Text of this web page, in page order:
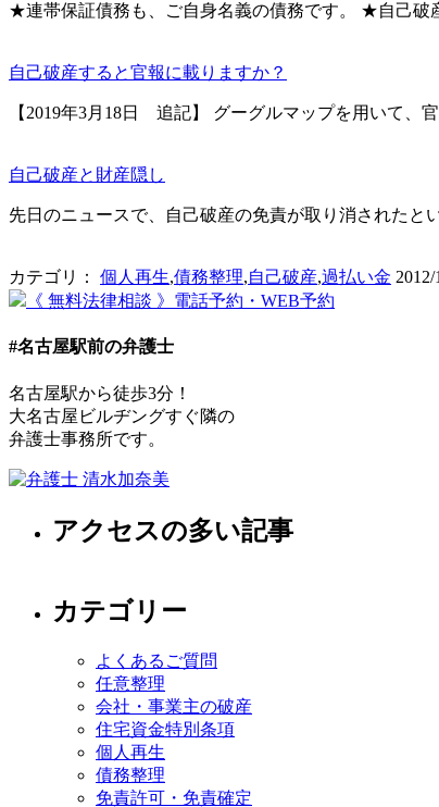
★連帯保証債務も、ご自身名義の債務です。 ★自己
自己破産すると官報に載りますか？
【2019年3月18日 追記】 グーグルマップを用いて
自己破産と財産隠し
先日のニュースで、自己破産の免責が取り消された
カテゴリ： 個人再生,債務整理,自己破産,過払い金 2012/
《 無料法律相談 》電話予約・WEB予約
#名古屋駅前の弁護士
名古屋駅から徒歩3分！
大名古屋ビルヂングすぐ隣の
弁護士事務所です。
アクセスの多い記事
カテゴリー
よくあるご質問
任意整理
会社・事業主の破産
住宅資金特別条項
個人再生
債務整理
免責許可・免責確定